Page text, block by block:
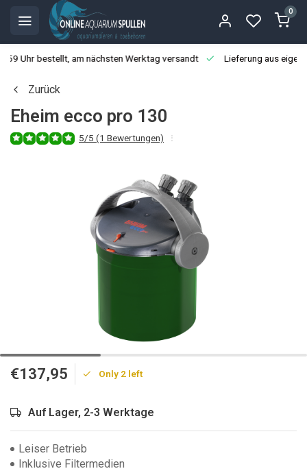
0
Uhr bestellt, am nächsten Werktag versandt Lieferung aus
Zurück
Eheim ecco pro 130
5/5 (1 Bewertungen)
€137,95 Only 2 left
Auf Lager, 2-3 Werktage
Leiser Betrieb
Inklusive Filtermedien